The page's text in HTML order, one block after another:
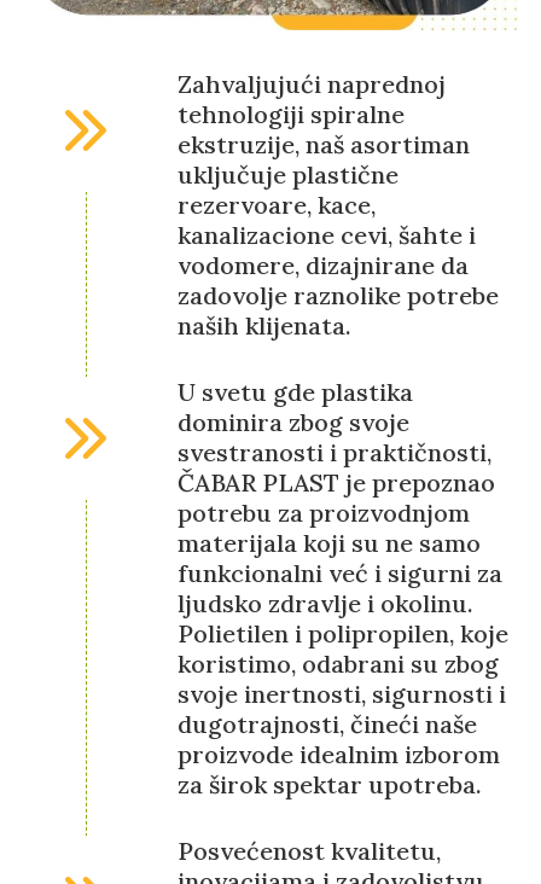
Zahvaljujući naprednoj
tehnologiji spiralne
ekstruzije, naš asortiman
uključuje plastične
rezervoare, kace,
kanalizacione cevi, šahte i
vodomere, dizajnirane da
zadovolje raznolike potrebe
naših klijenata.
U svetu gde plastika
dominira zbog svoje
svestranosti i praktičnosti,
ČABAR PLAST je prepoznao
potrebu za proizvodnjom
materijala koji su ne samo
funkcionalni već i sigurni za
ljudsko zdravlje i okolinu.
Polietilen i polipropilen, koje
koristimo, odabrani su zbog
svoje inertnosti, sigurnosti i
dugotrajnosti, čineći naše
proizvode idealnim izborom
za širok spektar upotreba.
Posvećenost kvalitetu,